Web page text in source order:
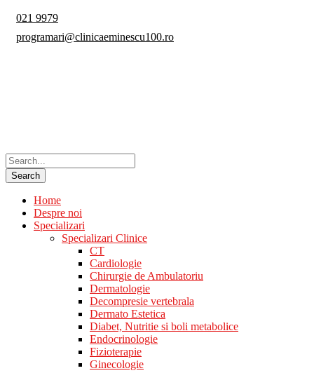
021 9979
programari@clinicaeminescu100.ro
Home
Despre noi
Specializari
Specializari Clinice
CT
Cardiologie
Chirurgie de Ambulatoriu
Dermatologie
Decompresie vertebrala
Dermato Estetica
Diabet, Nutritie si boli metabolice
Endocrinologie
Fizioterapie
Ginecologie